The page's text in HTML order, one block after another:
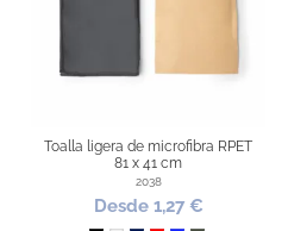
Toalla ligera de microfibra RPET
81 x 41 cm
2038
Desde 1,27 €